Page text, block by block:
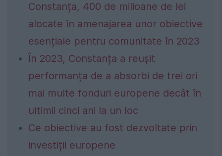
Constanța, 400 de milioane de lei
alocate în amenajarea unor obiective
esențiale pentru comunitate în 2023
În 2023, Constanța a reușit
performanța de a absorbi de trei ori
mai multe fonduri europene decât în
ultimii cinci ani la un loc
Ce obiective au fost dezvoltate prin
investiții europene